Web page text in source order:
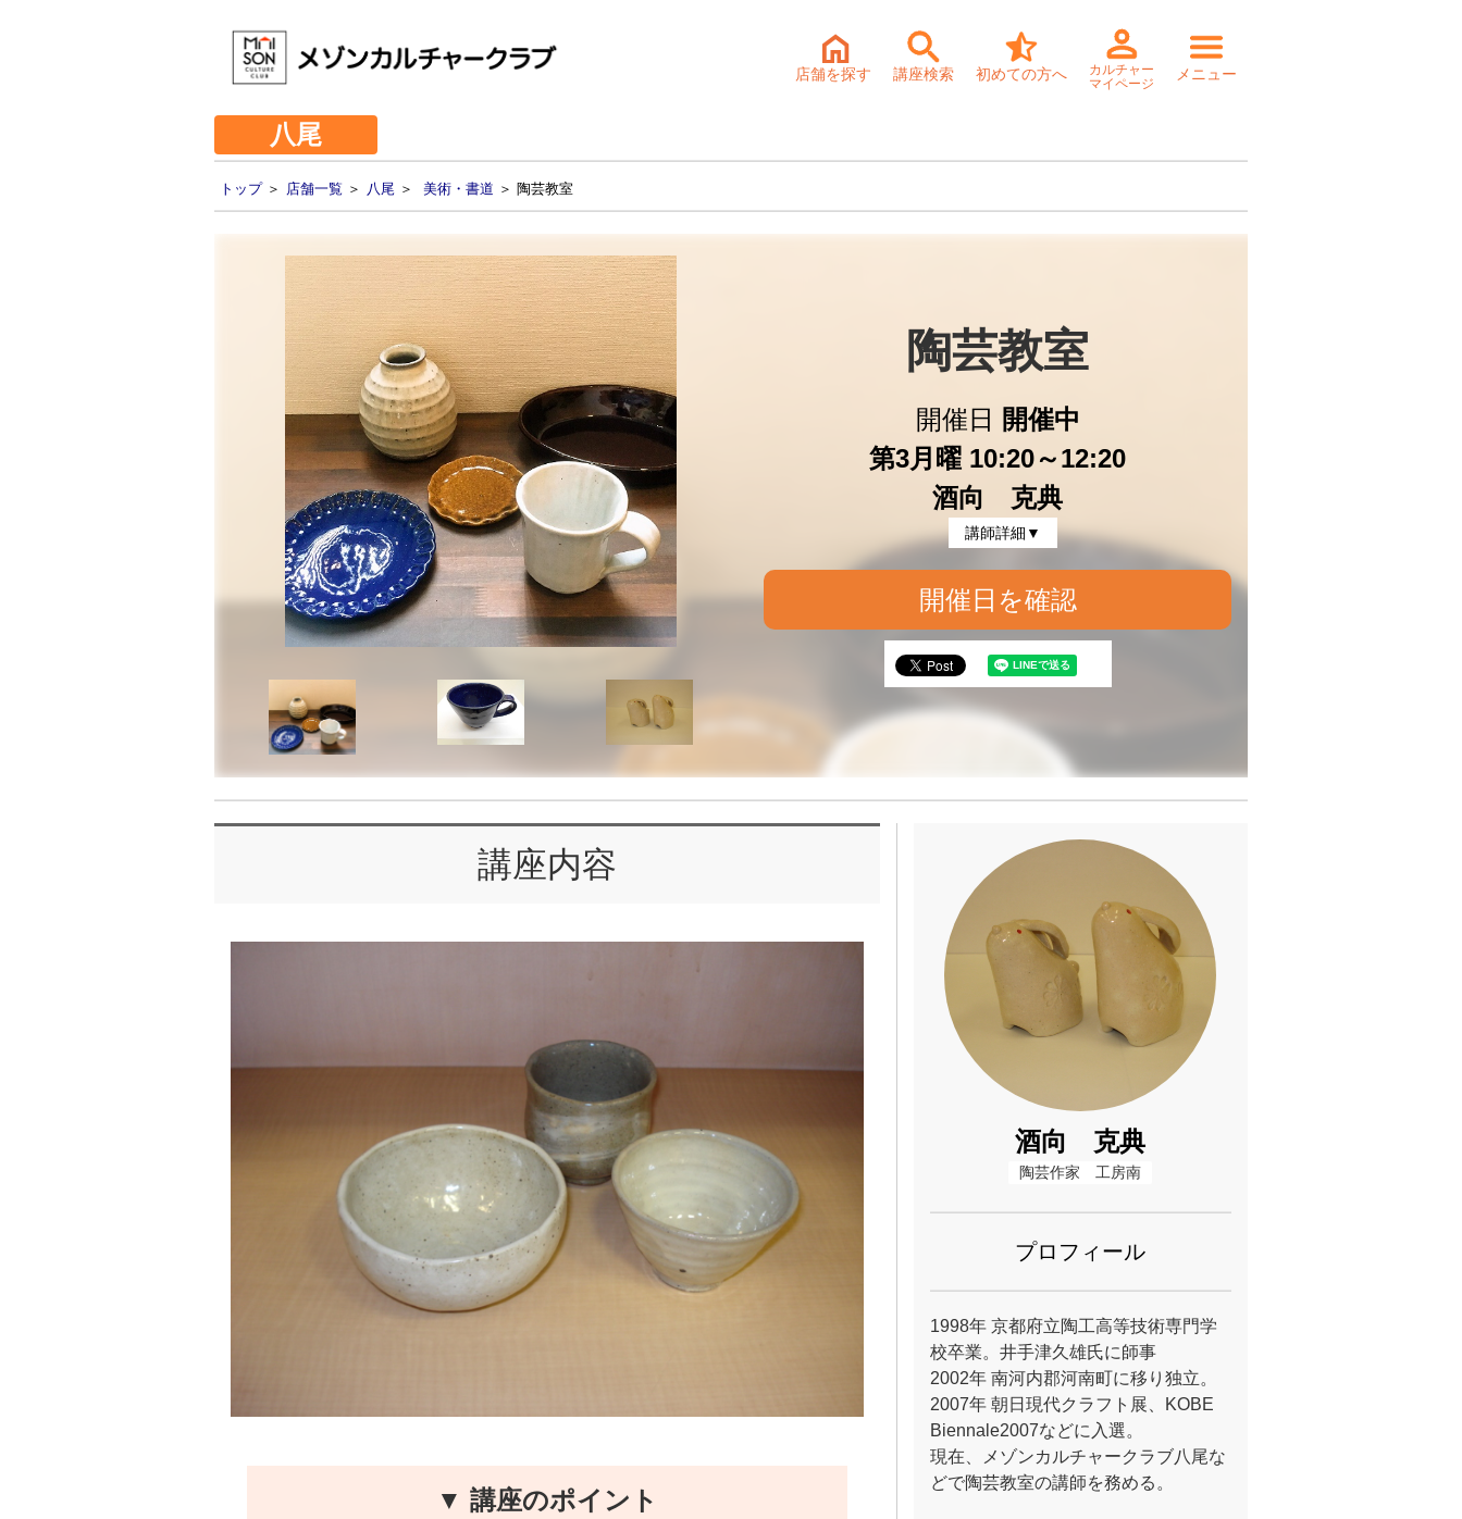
店舗を探す 講座検索 初めての方へ
カルチャー
マイページ
メニュー
八尾
トップ＞ 店舗一覧 ＞ 八尾 ＞ 美術・書道 ＞ 陶芸教室
陶芸教室
開催日
開催中
第3月曜 10:20～12:20
酒向 克典
講師詳細▼
開催日を確認
講座内容
▼ 講座のポイント
酒向 克典
陶芸作家　工房南
プロフィール
1998年 京都府立陶工高等技術専門学
校卒業。井手津久雄氏に師事
2002年 南河内郡河南町に移り独立。
2007年 朝日現代クラフト展、KOBE
Biennale2007などに入選。
現在、メゾンカルチャークラブ八尾な
どで陶芸教室の講師を務める。